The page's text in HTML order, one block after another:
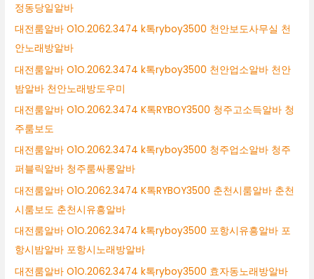
정동당일알바
대전룸알바 O1O.2062.3474 k톡ryboy3500 천안보도사무실 천
안노래방알바
대전룸알바 O1O.2062.3474 k톡ryboy3500 천안업소알바 천안
밤알바 천안노래방도우미
대전룸알바 O1O.2062.3474 K톡RYBOY3500 청주고소득알바 청
주룸보도
대전룸알바 O1O.2062.3474 k톡ryboy3500 청주업소알바 청주
퍼블릭알바 청주룸싸롱알바
대전룸알바 O1O.2062.3474 K톡RYBOY3500 춘천시룸알바 춘천
시룸보도 춘천시유흥알바
대전룸알바 O1O.2062.3474 k톡ryboy3500 포항시유흥알바 포
항시밤알바 포항시노래방알바
대전룸알바 O1O.2062.3474 k톡ryboy3500 효자동노래방알바